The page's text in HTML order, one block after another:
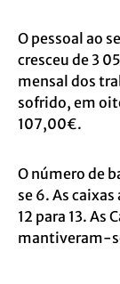
O pessoal ao
cresceu de 3
mensal dos
sofrido, em
107,00€.
O número de
se 6. As
12 para 13. As
mantiveram-